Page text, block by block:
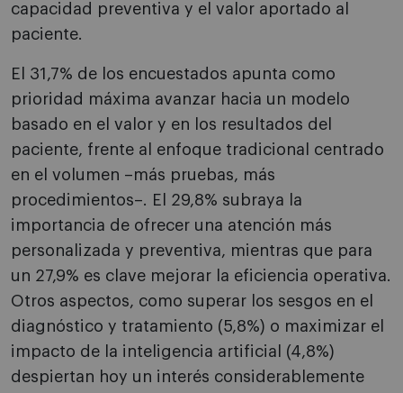
capacidad preventiva y el valor aportado al
paciente.
El 31,7% de los encuestados apunta como
prioridad máxima avanzar hacia un modelo
basado en el valor y en los resultados del
paciente, frente al enfoque tradicional centrado
en el volumen –más pruebas, más
procedimientos–. El 29,8% subraya la
importancia de ofrecer una atención más
personalizada y preventiva, mientras que para
un 27,9% es clave mejorar la eficiencia operativa.
Otros aspectos, como superar los sesgos en el
diagnóstico y tratamiento (5,8%) o maximizar el
impacto de la inteligencia artificial (4,8%)
despiertan hoy un interés considerablemente